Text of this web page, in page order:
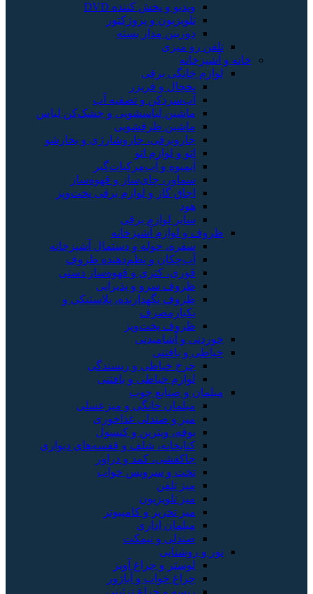
ویدیو و پخش کننده DVD
تلویزیون و پروژکتور
دوربین مدار بسته
تلفن رو میزی
خانه و آشپزخانه
لوازم خانگی برقی
یخچال و فریزر
آب‌سردکن و تصفیه آب
ماشین لباسشویی و خشک‌کن لباس
ماشین ظرفشویی
جاروبرقی، جاروشارژی و بخارشو
اتو و لوازم اتو
آبمیوه و آب‌مرکبات‌گیر
سماور، چای‌ساز و قهوه‌ساز
اجاق گاز و لوازم برقی پخت‌وپز
هود
سایر لوازم برقی
ظروف و لوازم آشپزخانه
سفره، حوله و دستمال آشپزخانه
آب‌چکان و نظم‌دهنده ظروف
قوری، کتری و قهوه‌ساز دستی
ظروف سرو و پذیرایی
ظروف نگهدارنده، پلاستیکی و
یکبارمصرف
ظروف پخت‌وپز
خوردنی و آشامیدنی
خیاطی و بافتنی
چرخ خیاطی و ریسندگی
لوازم خیاطی و بافتنی
مبلمان و صنایع چوب
مبلمان خانگی و میزعسلی
میز و صندلی غذاخوری
بوفه، ویترین و کنسول
کتابخانه، شلف و قفسه‌های دیواری
جاکفشی، کمد و دراور
تخت و سرویس خواب
میز تلفن
میز تلویزیون
میز تحریر و کامپیوتر
مبلمان اداری
صندلی و نیمکت
نور و روشنایی
لوستر و چراغ آویز
چراغ خواب و آباژور